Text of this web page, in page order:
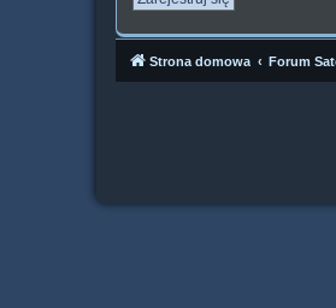
Strona domowa Forum